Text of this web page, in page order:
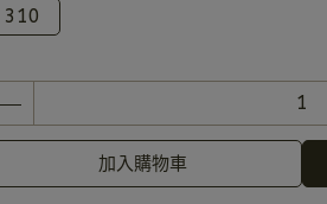
310
加入購物車